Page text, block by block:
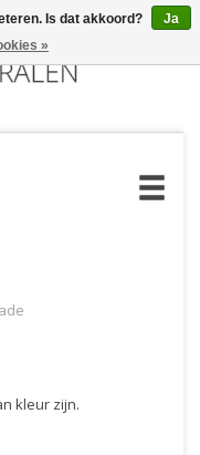
kleur zijn.
Is dat akkoord?
Ja
»